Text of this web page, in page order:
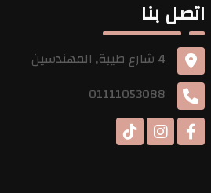
اتصل بنا
4 شارع طيبة, المهندسين
01111053088